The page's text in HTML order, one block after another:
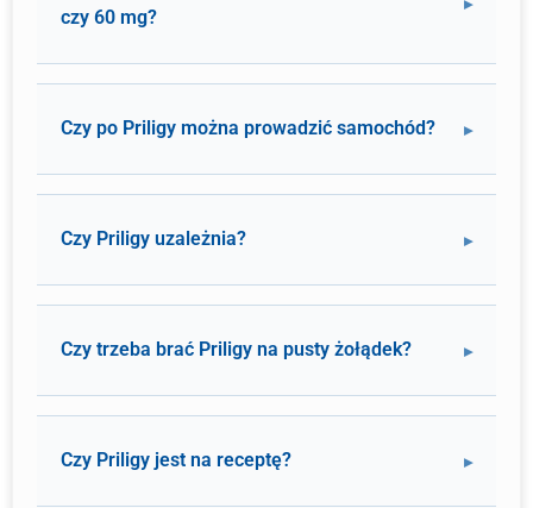
czy 60 mg?
Czy po Priligy można prowadzić samochód?
Czy Priligy uzależnia?
Czy trzeba brać Priligy na pusty żołądek?
Czy Priligy jest na receptę?